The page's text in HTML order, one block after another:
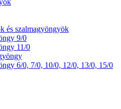
és szalmagyöngyök
9/0
11/0
6/0, 7/0, 10/0, 12/0, 13/0, 15/0